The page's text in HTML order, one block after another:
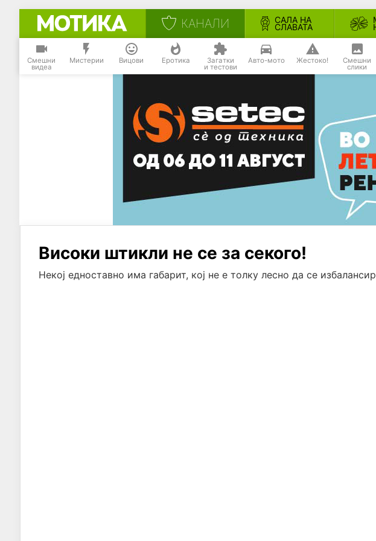
КАНАЛИ САЛА НА
СЛАВАТА
Смешни
видеа
Мистерии Вицови Еротика Загатки
и тестови
Авто-мото Жестоко! Смешни
слики
Високи штикли не се за секого!
Некој едноставно има габарит, кој не е толку лесно да се